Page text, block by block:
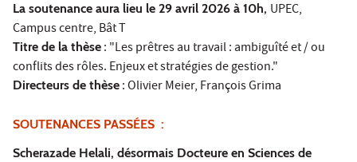
La soutenance aura lieu le 29 avril 2026 à 10h, UPEC,
Campus centre, Bât T
Titre de la thèse : "Les prêtres au travail : ambiguîté et / ou
conflits des rôles. Enjeux et stratégies de gestion."
Directeurs de thèse : Olivier Meier, François Grima
SOUTENANCES PASSÉES :
Scherazade Helali, désormais Docteure en Sciences de